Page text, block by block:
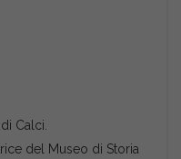
Calci.
del Museo di Storia